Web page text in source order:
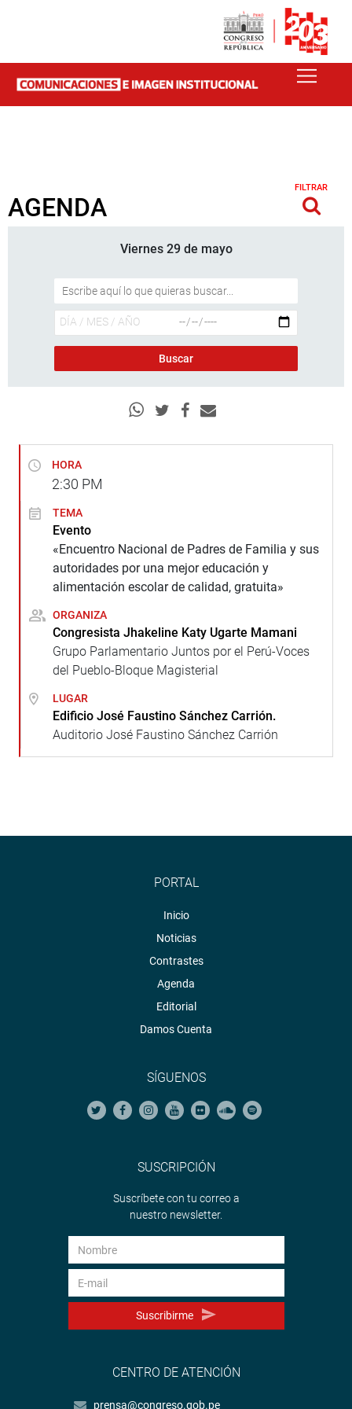
AGENDA
FILTRAR
Viernes 29 de mayo
HORA
2:30 PM
TEMA
Evento
«Encuentro Nacional de Padres de Familia y sus
autoridades por una mejor educación y
alimentación escolar de calidad, gratuita»
ORGANIZA
Congresista Jhakeline Katy Ugarte Mamani
Grupo Parlamentario Juntos por el Perú-Voces
del Pueblo-Bloque Magisterial
LUGAR
Edificio José Faustino Sánchez Carrión.
Auditorio José Faustino Sánchez Carrión
PORTAL
Inicio
Noticias
Contrastes
Agenda
Editorial
Damos Cuenta
SÍGUENOS
SUSCRIPCIÓN
Suscríbete con tu correo a
nuestro newsletter.
Suscribirme
CENTRO DE ATENCIÓN
prensa@congreso.gob.pe